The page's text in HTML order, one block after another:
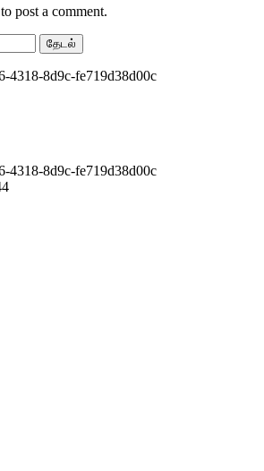
to post a comment.
தேடல்